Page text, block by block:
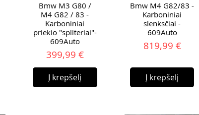
Bmw M3 G80 /
M4 G82 / 83 -
Karboniniai
priekio "spliteriai"-
609Auto
Kaina
399,99 €
Į krepšelį
Bmw M4 G82/83 -
Karboniniai
slenksčiai -
609Auto
Kaina
819,99 €
Į krepšelį